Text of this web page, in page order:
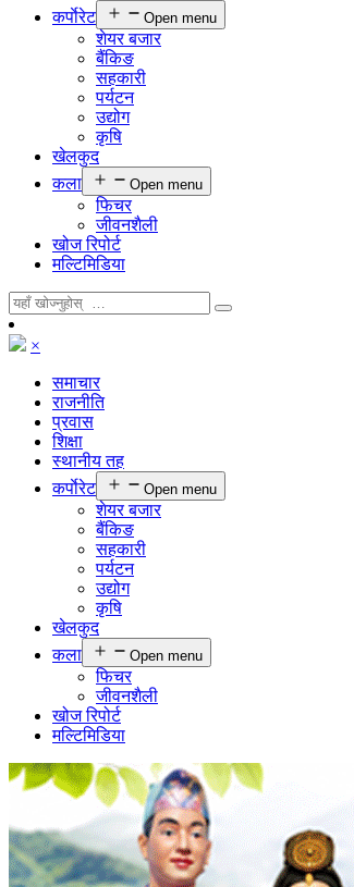
कर्पाेरेट
Open menu
शेयर बजार
बैंकिङ
सहकारी
पर्यटन
उद्योग
कृषि
खेलकुद
कला
Open menu
फिचर
जीवनशैली
खोज रिपोर्ट
मल्टिमिडिया
×
समाचार
राजनीति
प्रवास
शिक्षा
स्थानीय तह
कर्पाेरेट
Open menu
शेयर बजार
बैंकिङ
सहकारी
पर्यटन
उद्योग
कृषि
खेलकुद
कला
Open menu
फिचर
जीवनशैली
खोज रिपोर्ट
मल्टिमिडिया